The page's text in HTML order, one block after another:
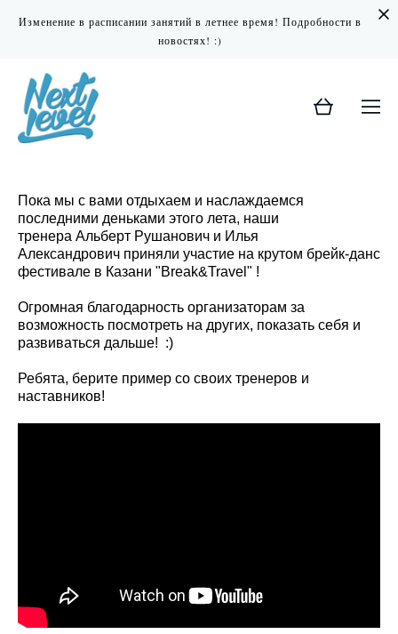
Изменение в расписании занятий в летнее время! Подробности в
новостях! :)
Пока мы с вами отдыхаем и наслаждаемся
последними деньками этого лета, наши
тренера Альберт Рушанович и Илья
Александрович приняли участие на крутом брейк-данс
фестивале в Казани "Break&Travel" !
Огромная благодарность организаторам за
возможность посмотреть на других, показать себя и
развиваться дальше! :)
Ребята, берите пример со своих тренеров и
наставников!